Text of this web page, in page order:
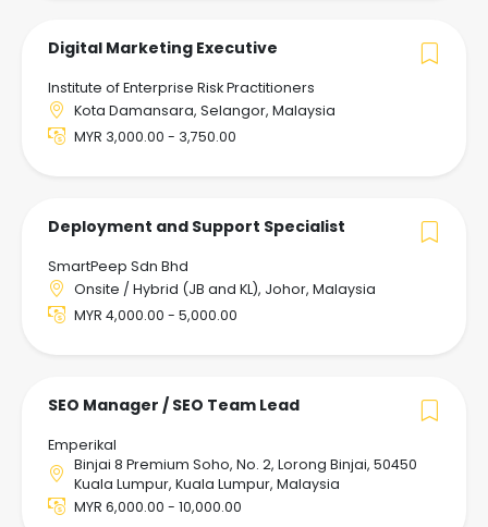
Digital Marketing Executive
Institute of Enterprise Risk Practitioners
Kota Damansara, Selangor, Malaysia
MYR 3,000.00 - 3,750.00
Deployment and Support Specialist
SmartPeep Sdn Bhd
Onsite / Hybrid (JB and KL), Johor, Malaysia
MYR 4,000.00 - 5,000.00
SEO Manager / SEO Team Lead
Emperikal
Binjai 8 Premium Soho, No. 2, Lorong Binjai, 50450
Kuala Lumpur, Kuala Lumpur, Malaysia
MYR 6,000.00 - 10,000.00